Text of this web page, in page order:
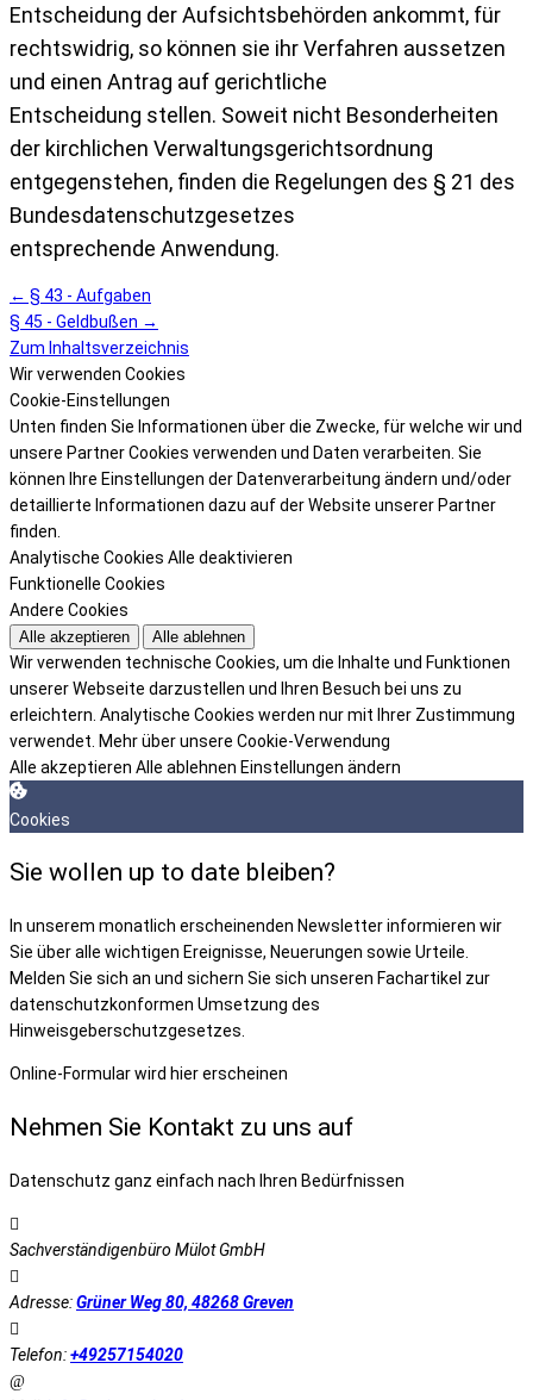
Entscheidung der Aufsichtsbehörden ankommt, für
rechtswidrig, so können sie ihr Verfahren aussetzen
und einen Antrag auf gerichtliche
Entscheidung stellen. Soweit nicht Besonderheiten
der kirchlichen Verwaltungsgerichtsordnung
entgegenstehen, finden die Regelungen des § 21 des
Bundesdatenschutzgesetzes
entsprechende Anwendung.
← § 43 - Aufgaben
§ 45 - Geldbußen →
Zum Inhaltsverzeichnis
Wir verwenden Cookies
Cookie-Einstellungen
Unten finden Sie Informationen über die Zwecke, für welche wir und
unsere Partner Cookies verwenden und Daten verarbeiten. Sie
können Ihre Einstellungen der Datenverarbeitung ändern und/oder
detaillierte Informationen dazu auf der Website unserer Partner
finden.
Analytische Cookies Alle deaktivieren
Funktionelle Cookies
Andere Cookies
Alle akzeptieren Alle ablehnen
Wir verwenden technische Cookies, um die Inhalte und Funktionen
unserer Webseite darzustellen und Ihren Besuch bei uns zu
erleichtern. Analytische Cookies werden nur mit Ihrer Zustimmung
verwendet. Mehr über unsere Cookie-Verwendung
Alle akzeptieren Alle ablehnen Einstellungen ändern
Cookies
Sie wollen up to date bleiben?
In unserem monatlich erscheinenden Newsletter informieren wir
Sie über alle wichtigen Ereignisse, Neuerungen sowie Urteile.
Melden Sie sich an und sichern Sie sich unseren Fachartikel zur
datenschutzkonformen Umsetzung des
Hinweisgeberschutzgesetzes.
Online-Formular wird hier erscheinen
Nehmen Sie Kontakt zu uns auf
Datenschutz ganz einfach nach Ihren Bedürfnissen
Sachverständigenbüro Mülot GmbH
Adresse:Grüner Weg 80, 48268 Greven
Telefon:+49257154020